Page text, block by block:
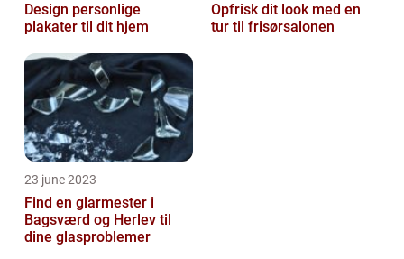
Design personlige
plakater til dit hjem
Opfrisk dit look med en
tur til frisørsalonen
23 june 2023
Find en glarmester i
Bagsværd og Herlev til
dine glasproblemer